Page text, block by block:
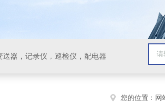
器，记录仪，巡检仪，配电器
您的位置： 网